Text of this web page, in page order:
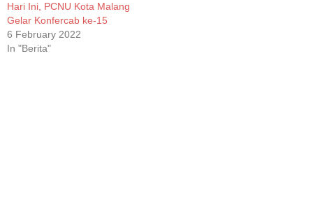
Hari Ini, PCNU Kota Malang
Gelar Konfercab ke-15
6 February 2022
In "Berita"